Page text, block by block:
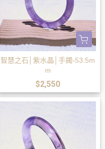
智慧之石│紫水晶│手鐲-53.5m
m
$2,550